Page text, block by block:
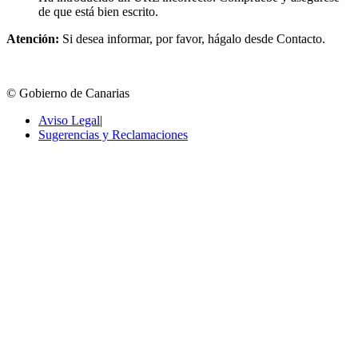
de que está bien escrito.
Atención: Si desea informar, por favor, hágalo desde Contacto.
© Gobierno de Canarias
Aviso Legal|
Sugerencias y Reclamaciones